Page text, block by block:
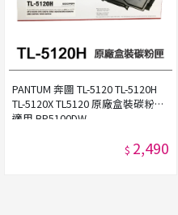
PANTUM 奔圖 TL-5120 TL-5120H
TL-5120X TL5120 原廠盒裝碳粉匣
適用 BP5100DW
$ 2,490